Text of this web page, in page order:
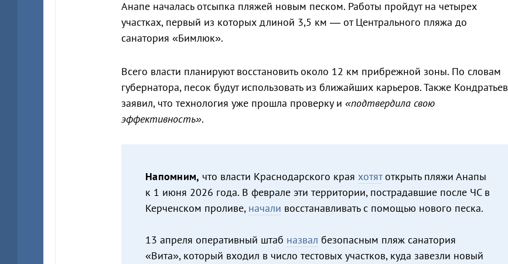
Анапе началась отсыпка пляжей новым песком. Работы пройдут на четырех
участках, первый из которых длиной 3,5 км — от Центрального пляжа до
санатория «Бимлюк».
Всего власти планируют восстановить около 12 км прибрежной зоны. По словам
губернатора, песок будут использовать из ближайших карьеров. Также Кондратьев
заявил, что технология уже прошла проверку и «подтвердила свою
эффективность».
Напомним, что власти Краснодарского краяхотятоткрыть пляжи Анапы
к 1 июня 2026 года. В феврале эти территории, пострадавшие после ЧС в
Керченском проливе, начали восстанавливать с помощью нового песка.
13 апреля оперативный штаб назвал безопасным пляж санатория
«Вита», который входил в число тестовых участков, куда завезли новый